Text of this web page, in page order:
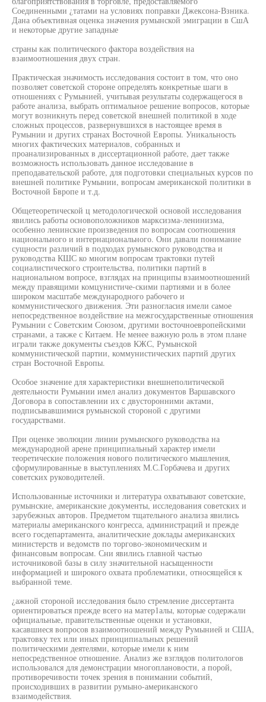
Соединенными ¿татами на условиях поправки Джексона-Взника.
Дана объективная оценка значения румынской эмиграции в СшА
и некоторые другие западные
страны как политического фактора воздействия на
взаимоотношения двух стран.
Практическая значимость исследования состоит в том, что оно
позволяет советской стороне определять конкретные шаги в
отношениях с Румынией, учитывая результаты содержащегося в
работе анализа, выбрать оптимальное решение вопросов, которые
могут возникнуть перед советской внешней политикой в ходе
сложных процессов, развернувшихся в настоящее время в
Румынии и других странах Восточной Европы. Уникальность
многих фактических материалов, собранных и
проанализированных в диссертационной работе, дает также
возможность использовать данное исследование в
преподавательской работе, для подготовки специальных курсов по
внешней политике Румынии, вопросам американской политики в
Восточной Бвропе и т.д.
Общетеоретической ц методологической основой исследования
явились работы основоположников марксизма-ленинизма,
особенно ленинские произведения по вопросам соотношения
национального и интернационального. Они давали понимание
сущности различий в подходах румынского руководства и
руководства КШС ко многим вопросам трактовки путей
социалистического строительства, политики партий в
национальном вопросе, взглядах на принципы взаимоотношений
между правящими комцунистиче-скими партиями и в более
широком масштабе международного рабочего и
коммунистического движения. Эти разногласия имели самое
непосредственное воздействие на межгосударственные отношения
Румынии с Советским Союзом, другими восточноевропейскими
странами, а также с Китаем. Не менее важную роль в этом плане
играли также документы съездов КЖС, Румынской
коммунистической партии, коммунистических партий других
стран Восточной Европы.
Особое значение для характеристики внешнеполитической
деятельности Румынии имел анализ документов Варшавского
Договора в сопоставлении их с двусторонними актами,
подписывавшимися румынской стороной с другими
государствами.
При оценке эволюции линии румынского руководства на
международной арене принципиальный характер имели
теоретические положения нового политического мышления,
сформулированные в выступлениях М.С.Горбачева и других
советских руководителей.
Использованные источники и литература охватывают советские,
румынские, американские документы, исследования советских и
зарубежных авторов. Предметом тщательного анализа явились
материалы американского конгресса, администраций и прежде
всего госдепартамента, аналитические доклады американских
министерств и ведомств по торгово-экономическим и
финансовым вопросам. Сни явились главной частью
источниковой базы в силу значительной насыщенности
информацией и широкого охвата проблематики, относящейся к
выбранной теме.
¿ажной стороной исследования было стремление диссертанта
ориентироваться прежде всего на матер1алы, которые содержали
официальные, правительственные оценки и установки,
касавшиеся вопросов взаимоотношений между Румынией и США,
трактовку тех или иных принципиальных решений
политическими деятелями, которые имели к ним
непосредственное отношение. Анализ же взглядов политологов
использовался для демонстрации многоплановости, а порой,
противоречивости точек зрения в понимании событий,
происходивших в развитии румыно-американского
взаимодействия.